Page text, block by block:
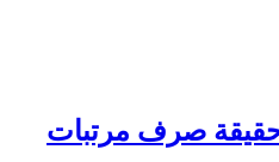
حقيقة صرف مرتبات